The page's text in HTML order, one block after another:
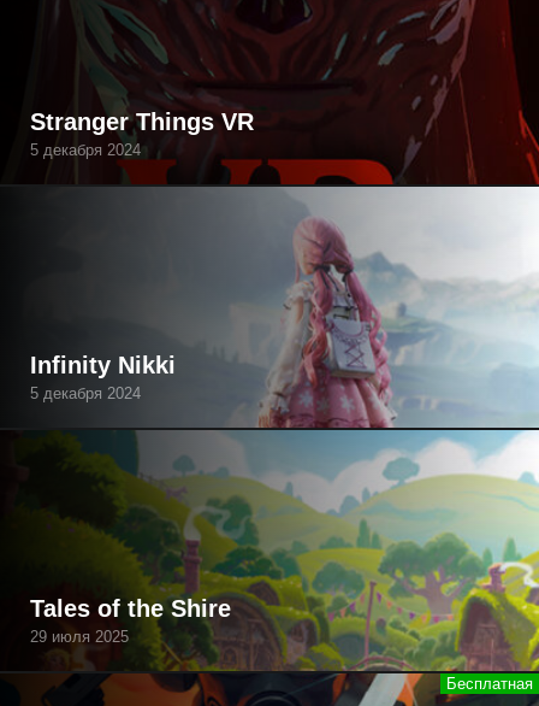
Stranger Things VR
5 декабря 2024
Infinity Nikki
5 декабря 2024
Tales of the Shire
29 июля 2025